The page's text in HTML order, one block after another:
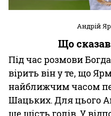
Андрій
Що
Під час розмови
вірить він у те, що
найближчим часом
Шацьких. Для цього
ще шість голів. У